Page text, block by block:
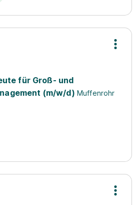
für Groß- und
(m/w/d) Muffenrohr